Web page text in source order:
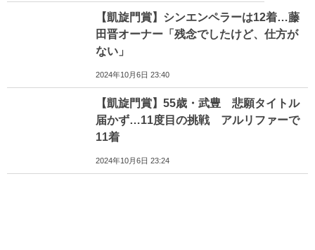
【凱旋門賞】シンエンペラーは12着…藤
田晋オーナー「残念でしたけど、仕方が
ない」
2024年10月6日 23:40
【凱旋門賞】55歳・武豊 悲願タイトル
届かず…11度目の挑戦 アルリファーで
11着
2024年10月6日 23:24